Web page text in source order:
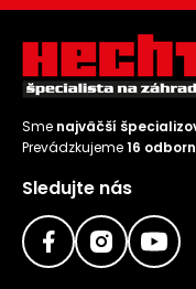
Sme najväčší
Prevádzkujeme16
Sledujte nás